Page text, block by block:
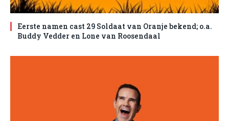
Eerste namen cast 29 Soldaat van Oranje bekend; o.a.
Buddy Vedder en Lone van Roosendaal